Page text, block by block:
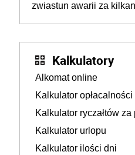
zwiastun awarii za
Kalkulatory
Alkomat online
Kalkulator
Kalkulator ryczałtów
Kalkulator urlopu
Kalkulator ilości dni